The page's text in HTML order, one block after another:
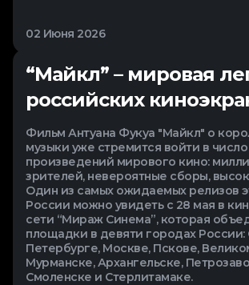
02 Июня 2026
“Майкл” – мировая
российских
Фильм Антуана Фукуа "Майкл" о
музыки уже стремится войти в число
произведений мирового кино:
зрителей, невероятные сборы,
Один из самых ожидаемых релизов
России можно увидеть с 28 мая в
сети “Мираж Синема”, которая
площадки в девяти городах России:
Петербурге, Москве, Пскове,
Мурманске, Архангельске,
Смоленске и Стерлитамаке.